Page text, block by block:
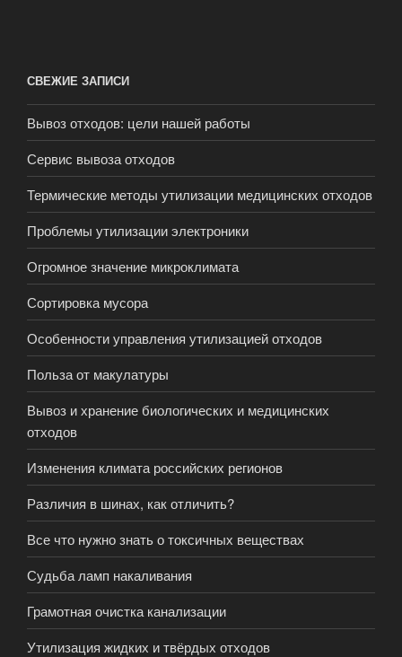
СВЕЖИЕ ЗАПИСИ
Вывоз отходов: цели нашей работы
Сервис вывоза отходов
Термические методы утилизации медицинских отходов
Проблемы утилизации электроники
Огромное значение микроклимата
Сортировка мусора
Особенности управления утилизацией отходов
Польза от макулатуры
Вывоз и хранение биологических и медицинских
отходов
Изменения климата российских регионов
Различия в шинах, как отличить?
Все что нужно знать о токсичных веществах
Судьба ламп накаливания
Грамотная очистка канализации
Утилизация жидких и твёрдых отходов